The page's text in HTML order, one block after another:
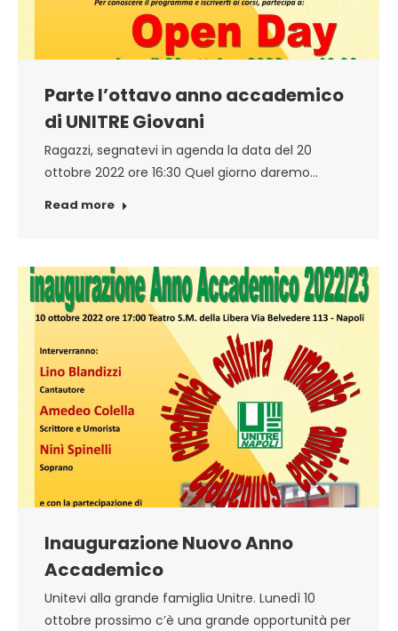
Parte l’ottavo anno accademico
di UNITRE Giovani
Ragazzi, segnatevi in agenda la data del 20
ottobre 2022 ore 16:30 Quel giorno daremo…
Read more
Inaugurazione Nuovo Anno
Accademico
Unitevi alla grande famiglia Unitre. Lunedì 10
ottobre prossimo c’è una grande opportunità per